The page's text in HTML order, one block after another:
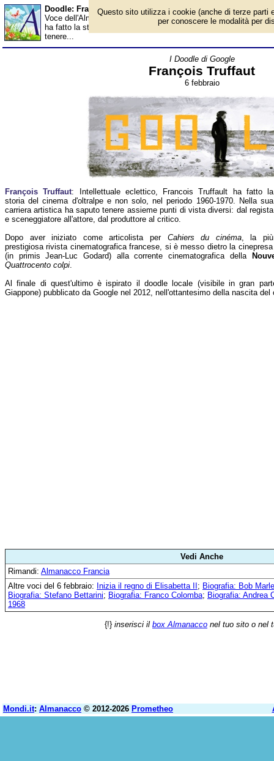
Doodle: François Truffaut - Almanacco
Voce dell'Almanacco del 6 febbraio, per la rubrica 'I Doodle di
ha fatto la storia del cinema d'oltralpe e non solo, nel periodo
tenere...
I Doodle di Google
François Truffaut
6 febbraio
François Truffaut: Intellettuale eclettico, Francois Truffault ha fatto la
storia del cinema d'oltralpe e non solo, nel periodo 1960-1970. Nella sua
carriera artistica ha saputo tenere assieme punti di vista diversi: dal regista
e sceneggiatore all'attore, dal produttore al critico.
Dopo aver iniziato come articolista per Cahiers du cinéma, la più
prestigiosa rivista cinematografica francese, si è messo dietro la
(in primis Jean-Luc Godard) alla corrente cinematografica della
Quattrocento colpi.
Al finale di quest'ultimo è ispirato il doodle locale (visibile in gran
Giappone) pubblicato da Google nel 2012, nell'ottantesimo della nascita del
Vedi Anche
Rimandi: Almanacco Francia
Altre voci del 6 febbraio: Inizia il regno di Elisabetta II ; Biografia: Bob
Biografia: Stefano Bettarini; Biografia: Franco Colomba; Biografia: Andrea
1968
{!} inserisci il box Almanacco nel tuo sito o nel
Mondi.it: Almanacco © 2012-2026 Prometheo
Questo sito utilizza i cookie (anche di terze parti
per conoscere le modalità per